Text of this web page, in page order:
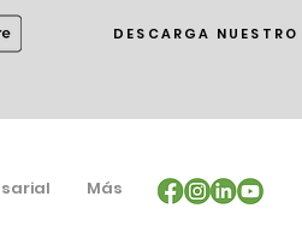
DESCARGA NUESTRO
Más